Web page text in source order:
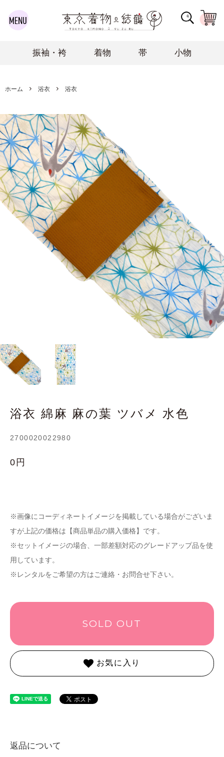
振袖・袴 着物 帯 小物
ホーム 浴衣 浴衣
浴衣 綿麻 麻の葉 ツバメ 水色
2700020022980
0円
※画像にコーディネートイメージを掲載している場合がございま
すが上記の価格は【商品単品の購入価格】です。
※セットイメージの場合、一部差額対応のグレードアップ品を使
用しています。
※レンタルをご希望の方はご連絡・お問合せ下さい。
SOLD OUT
お気に入り
返品について